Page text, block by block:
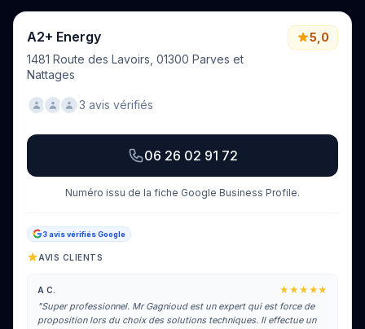
A2+ Energy
1481 Route des Lavoirs, 01300 Parves et
Nattages
5,0
3 avis vérifiés
06 26 02 91 72
Numéro issu de la fiche Google Business Profile.
3 avis vérifiés Google
AVIS CLIENTS
A C.
★★★★★
"Super professionnel. Mr Gagnioud est un expert qui est force de
proposition lors du choix des solutions techniques. Il effectue un